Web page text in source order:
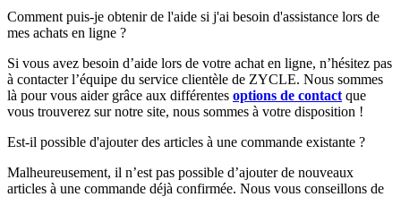
Comment puis-je obtenir de l'aide si j'ai besoin d'assistance lors de
mes achats en ligne ?
Si vous avez besoin d’aide lors de votre achat en ligne, n’hésitez pas
à contacter l’équipe du service clientèle de ZYCLE. Nous sommes
là pour vous aider grâce aux différentes options de contact que
vous trouverez sur notre site, nous sommes à votre disposition !
Est-il possible d'ajouter des articles à une commande existante ?
Malheureusement, il n’est pas possible d’ajouter de nouveaux
articles à une commande déjà confirmée. Nous vous conseillons de